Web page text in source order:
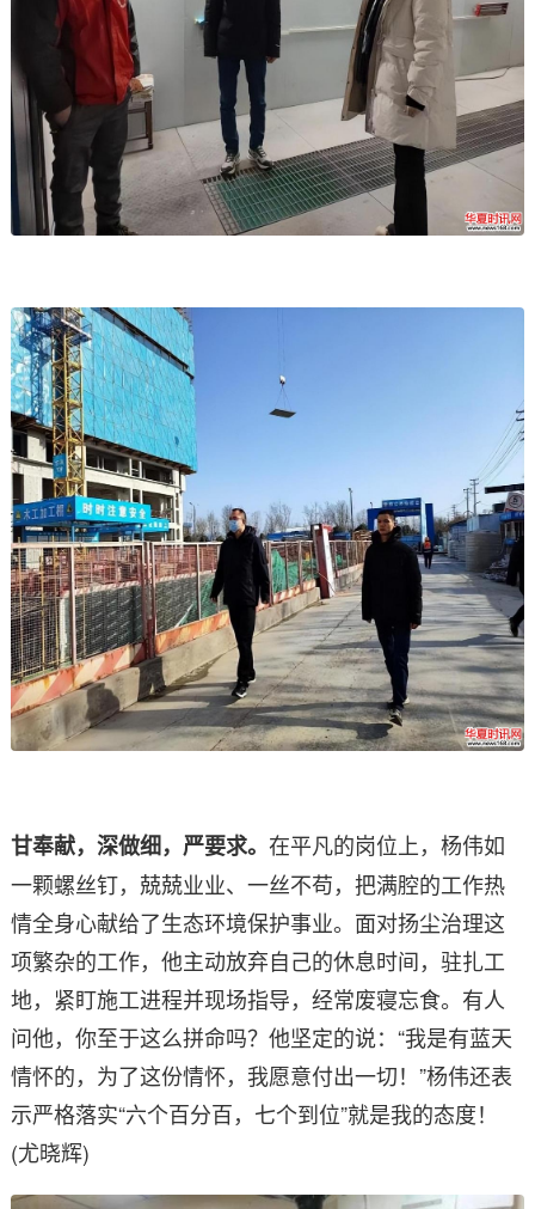
甘奉献，深做细，严要求。 在平凡的岗位上，杨伟如
一颗螺丝钉，兢兢业业、一丝不苟，把满腔的工作热
情全身心献给了生态环境保护事业。面对扬尘治理这
项繁杂的工作，他主动放弃自己的休息时间，驻扎工
地，紧盯施工进程并现场指导，经常废寝忘食。有人
问他，你至于这么拼命吗？他坚定的说：“我是有蓝天
情怀的，为了这份情怀，我愿意付出一切！”杨伟还表
示严格落实“六个百分百，七个到位”就是我的态度！
(尤晓辉)